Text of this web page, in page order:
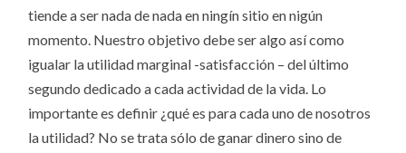
tiende a ser nada de nada en ningín sitio en nigún
momento. Nuestro objetivo debe ser algo así como
igualar la utilidad marginal -satisfacción – del último
segundo dedicado a cada actividad de la vida. Lo
importante es definir ¿qué es para cada uno de nosotros
la utilidad? No se trata sólo de ganar dinero sino de